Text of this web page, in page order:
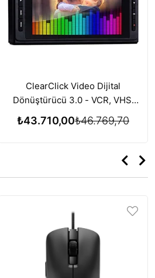
ClearClick Video Dijital
Dönüştürücü 3.0 - VCR, VHS,
AV, RCA, Hi8, DVD, Pikap, Kaset
₺43.710,00₺46.769,70